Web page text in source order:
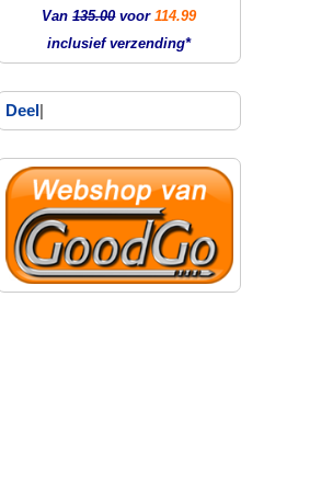
Van135.00voor114.99
inclusief verzending*
Deel|